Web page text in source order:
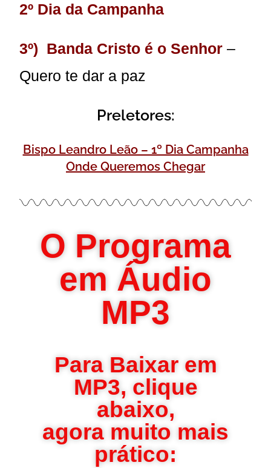
2º Dia da Campanha
3º) Banda Cristo é o Senhor–
Quero te dar a paz
Preletores:
Bispo Leandro Leão – 1º Dia Campanha
Onde Queremos Chegar
O Programa
em Áudio
MP3
Para Baixar em
MP3, clique
abaixo,
agora muito mais
prático: